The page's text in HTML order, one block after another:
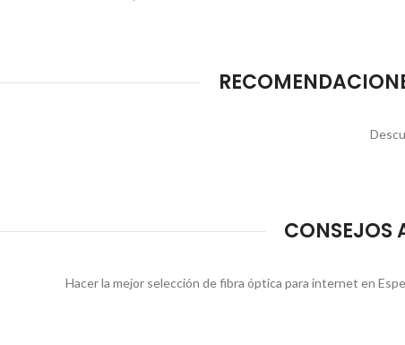
CONSEJOS
Hacer la mejor selección de fibra óptica para internet en